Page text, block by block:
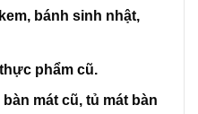
bánh sinh nhật,
phẩm cũ.
mát cũ, tủ mát bàn